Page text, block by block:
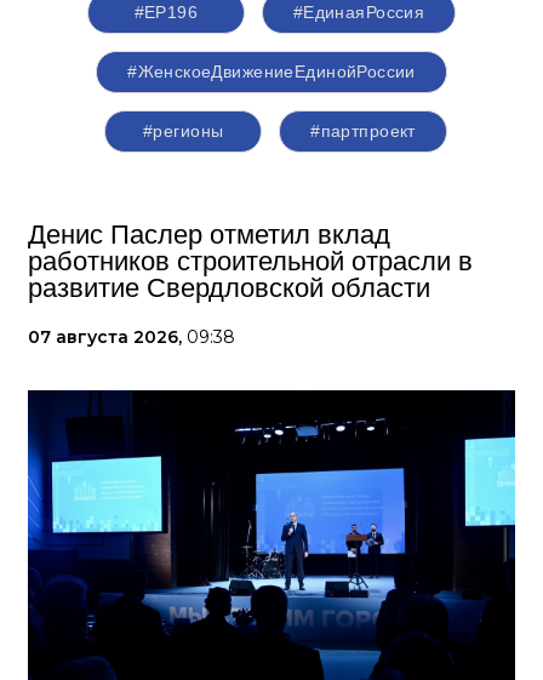
#ЕР196 #‎ЕдинаяРоссия
#ЖенскоеДвижениеЕдинойРоссии
#регионы #партпроект
Денис Паслер отметил вклад
работников строительной отрасли в
развитие Свердловской области
07 августа 2026, 09:38